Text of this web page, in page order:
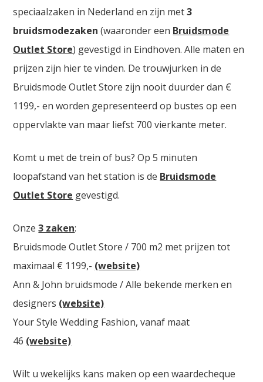
speciaalzaken in Nederland en zijn met3
bruidsmodezaken (waaronder een Bruidsmode
Outlet Store) gevestigd in Eindhoven. Alle maten en
prijzen zijn hier te vinden. De trouwjurken in de
Bruidsmode Outlet Store zijn nooit duurder dan €
1199,- en worden gepresenteerd op bustes op een
oppervlakte van maar liefst 700 vierkante meter.
Komt u met de trein of bus? Op 5 minuten
loopafstand van het station is de Bruidsmode
Outlet Store gevestigd.
Onze3 zaken:
Bruidsmode Outlet Store / 700 m2 met prijzen tot
maximaal € 1199,- (website)
Ann & John bruidsmode / Alle bekende merken en
designers (website)
Your Style Wedding Fashion, vanaf maat
46 (website)
Wilt u wekelijks kans maken op een waardecheque